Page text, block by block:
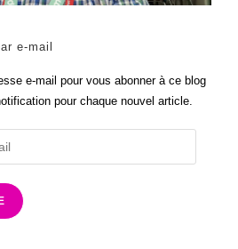
e-mail
e-mail pour vous abonner à ce blog
pour chaque nouvel article.